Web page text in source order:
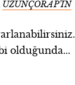
UZUNÇORAP’IN
olduğunda...